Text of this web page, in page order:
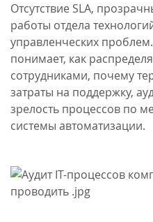
Отсутствие SLA,
работы отдела
управленческих
понимает, как
сотрудниками, почему
затраты на поддержку,
зрелость процессов по
системы автоматизации.